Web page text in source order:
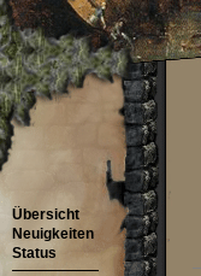
Übersicht
Neuigkeiten
Status